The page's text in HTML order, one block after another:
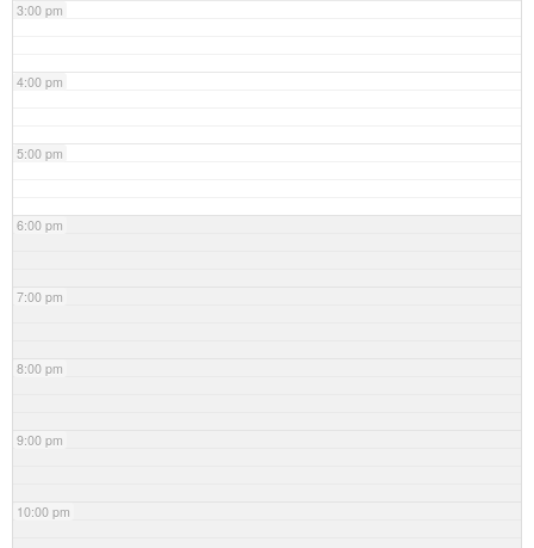
3:00 pm
4:00 pm
5:00 pm
6:00 pm
7:00 pm
8:00 pm
9:00 pm
10:00 pm